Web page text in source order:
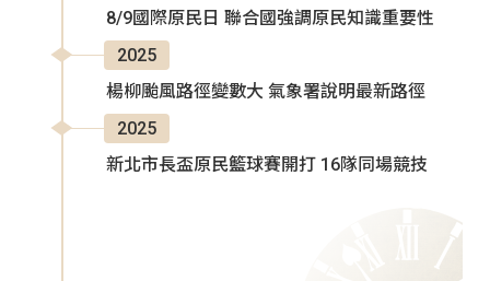
8/9國際原民日 聯合國強調原民知識重要性
2025
楊柳颱風路徑變數大 氣象署說明最新路徑
2025
新北市長盃原民籃球賽開打 16隊同場競技